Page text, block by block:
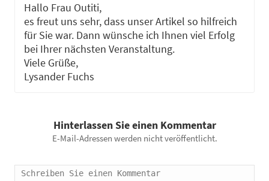
Hallo Frau Outiti,
es freut uns sehr, dass unser Artikel so hilfreich
für Sie war. Dann wünsche ich Ihnen viel Erfolg
bei Ihrer nächsten Veranstaltung.
Viele Grüße,
Lysander Fuchs
Hinterlassen Sie einen Kommentar
E-Mail-Adressen werden nicht veröffentlicht.